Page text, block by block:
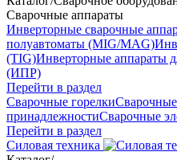
Сварочные аппараты
Инверторные сварочные
полуавтоматы (MIG/MAG)
(TIG)Инверторные аппараты
(ИПР)
Перейти в раздел
Сварочные горелки
принадлежностиСварочные
Перейти в раздел
Силовая техника